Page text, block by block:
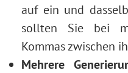
auf ein und
sollten Sie bei
Kommas zwischen
Mehrere